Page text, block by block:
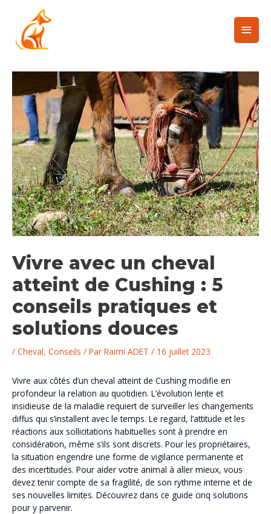
Vivre avec un cheval
atteint de Cushing : 5
conseils pratiques et
solutions douces
/ Cheval, Conseils / Par Raimi ADET / 16 juillet 2023
Vivre aux côtés d’un cheval atteint de Cushing modifie en
profondeur la relation au quotidien. L’évolution lente et
insidieuse de la maladie requiert de surveiller les changements
diffus qui s’installent avec le temps. Le regard, l’attitude et les
réactions aux sollicitations habituelles sont à prendre en
considération, même s’ils sont discrets. Pour les propriétaires,
la situation engendre une forme de vigilance permanente et
des incertitudes. Pour aider votre animal à aller mieux, vous
devez tenir compte de sa fragilité, de son rythme interne et de
ses nouvelles limites. Découvrez dans ce guide cinq solutions
pour y parvenir.